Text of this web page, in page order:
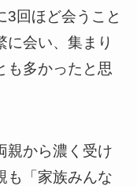
3回ほど会うこと
に会い、集まり
も多かったと思
親から濃く受け
も「家族みんな